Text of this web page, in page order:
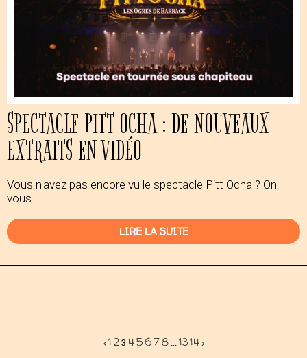
SPECTACLE PITT OCHA : DE NOUVEAUX
EXTRAITS EN VIDÉO
Vous n'avez pas encore vu le spectacle Pitt Ocha ? On
vous...
LIRE LA SUITE
‹1 2 3 45678 ... 1314›